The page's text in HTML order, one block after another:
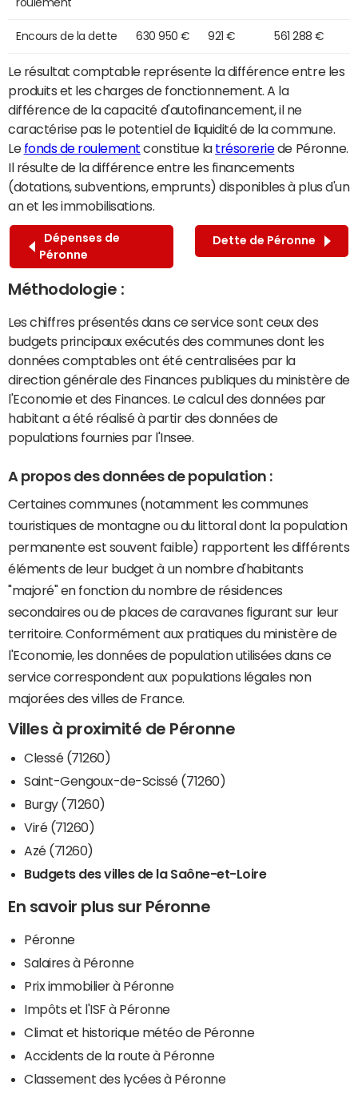
Encours de la dette 630 950 € 921 € 561 288 €
Le résultat comptable représente la différence entre les
produits et les charges de fonctionnement. A la
différence de la capacité d'autofinancement, il ne
caractérise pas le potentiel de liquidité de la commune.
Le fonds de roulement constitue la trésoreriede Péronne.
Il résulte de la différence entre les financements
(dotations, subventions, emprunts) disponibles à plus d'un
an et les immobilisations.
Dépenses de
Péronne
Dette de Péronne
Méthodologie :
Les chiffres présentés dans ce service sont ceux des
budgets principaux exécutés des communes dont les
données comptables ont été centralisées par la
direction générale des Finances publiques du ministère de
l'Economie et des Finances. Le calcul des données par
habitant a été réalisé à partir des données de
populations fournies par l'Insee.
A propos des données de population :
Certaines communes (notamment les communes
touristiques de montagne ou du littoral dont la population
permanente est souvent faible) rapportent les différents
éléments de leur budget à un nombre d'habitants
"majoré" en fonction du nombre de résidences
secondaires ou de places de caravanes figurant sur leur
territoire. Conformément aux pratiques du ministère de
l'Economie, les données de population utilisées dans ce
service correspondent aux populations légales non
majorées des villes de France.
Villes à proximité de Péronne
Clessé (71260)
Saint-Gengoux-de-Scissé (71260)
Burgy (71260)
Viré (71260)
Azé (71260)
Budgets des villes de la Saône-et-Loire
En savoir plus sur Péronne
Péronne
Salaires à Péronne
Prix immobilier à Péronne
Impôts et l'ISF à Péronne
Climat et historique météo de Péronne
Accidents de la route à Péronne
Classement des lycées à Péronne